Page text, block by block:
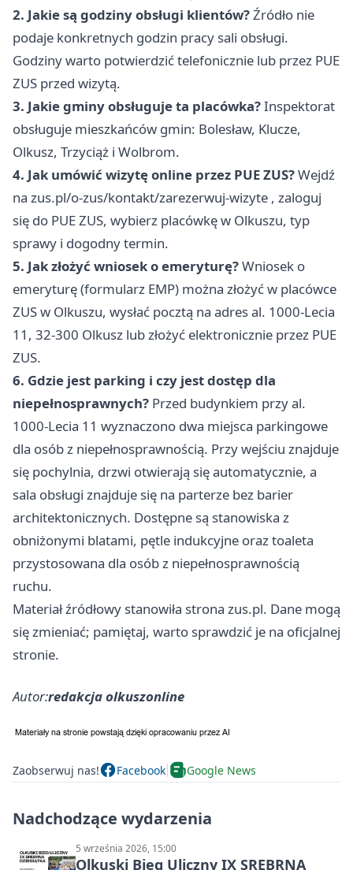
2. Jakie są godziny obsługi klientów?Źródło nie
podaje konkretnych godzin pracy sali obsługi.
Godziny warto potwierdzić telefonicznie lub przez PUE
ZUS przed wizytą.
3. Jakie gminy obsługuje ta placówka?Inspektorat
obsługuje mieszkańców gmin: Bolesław, Klucze,
Olkusz, Trzyciąż i Wolbrom.
4. Jak umówić wizytę online przez PUE ZUS?Wejdź
na zus.pl/o-zus/kontakt/zarezerwuj-wizyte , zaloguj
się do PUE ZUS, wybierz placówkę w Olkuszu, typ
sprawy i dogodny termin.
5. Jak złożyć wniosek o emeryturę?Wniosek o
emeryturę (formularz EMP) można złożyć w placówce
ZUS w Olkuszu, wysłać pocztą na adres al. 1000-Lecia
11, 32-300 Olkusz lub złożyć elektronicznie przez PUE
ZUS.
6. Gdzie jest parking i czy jest dostęp dla
niepełnosprawnych? Przed budynkiem przy al.
1000-Lecia 11 wyznaczono dwa miejsca parkingowe
dla osób z niepełnosprawnością. Przy wejściu znajduje
się pochylnia, drzwi otwierają się automatycznie, a
sala obsługi znajduje się na parterze bez barier
architektonicznych. Dostępne są stanowiska z
obniżonymi blatami, pętle indukcyjne oraz toaleta
przystosowana dla osób z niepełnosprawnością
ruchu.
Materiał źródłowy stanowiła strona zus.pl. Dane mogą
się zmieniać; pamiętaj, warto sprawdzić je na oficjalnej
stronie.
Autor:redakcja olkuszonline
Zaobserwuj nas! Facebook Google News
Nadchodzące wydarzenia
5 września 2026, 15:00
Olkuski Bieg Uliczny IX SREBRNA